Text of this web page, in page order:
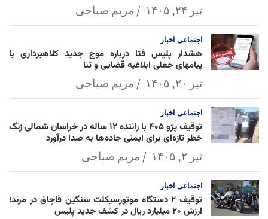
تیر ۲۴, ۱۴۰۵ مریم صباحی
اجتماعی اخبار
هشدار پلیس فتا درباره موج جدید کلاهبرداری با
پیامهای جعلی ابلاغیه قضایی و ثنا
تیر ۲۰, ۱۴۰۵ مریم صباحی
اجتماعی اخبار
توقیف پژو ۴۰۵ با راننده ۱۲ ساله در خراسان شمالی زنگ
خطر تازه‌ای برای ایمنی جاده‌ها به صدا درآورد
تیر ۲, ۱۴۰۵ مریم صباحی
اجتماعی اخبار
توقیف ۲ دستگاه موتورسیکلت سنگین قاچاق در مرند؛
ارزش ۲۰ میلیارد ریال در کشف جدید پلیس